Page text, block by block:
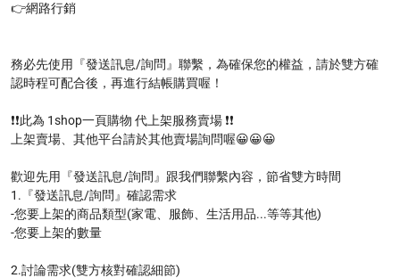
👉網路行銷
務必先使用『發送訊息/詢問』聯繫，為確保您的權益，請於雙方確
認時程可配合後，再進行結帳購買喔！
❗❗此為 1shop一頁購物 代上架服務賣場 ❗❗
上架賣場、其他平台請於其他賣場詢問喔😀😀😀
歡迎先用『發送訊息/詢問』跟我們聯繫內容，節省雙方時間
1.『發送訊息/詢問』確認需求
-您要上架的商品類型(家電、服飾、生活用品...等等其他)
-您要上架的數量
2.討論需求(雙方核對確認細節)